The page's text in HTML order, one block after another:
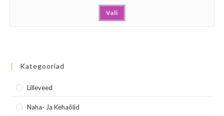
Vali
Kategooriad
Lilleveed
Naha- Ja Kehaõlid